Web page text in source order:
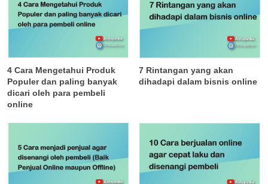
4 Cara Mengetahui Produk
Populer dan paling banyak
dicari oleh para pembeli
online
7 Rintangan yang akan
dihadapi dalam bisnis online